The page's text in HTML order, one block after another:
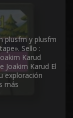
plusfm y plusfm
Sello :
Karud
Joakim Karud El
exploración
más